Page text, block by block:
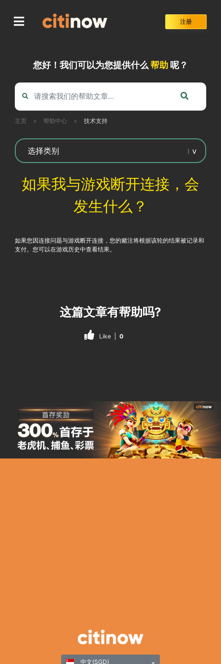
content
注册
您好！我们可以为您提供什么 帮助呢？
主页 > 帮助中心 > 技术支持
如果我与游戏断开连接，会
发生什么？
如果您因连接问题与游戏断开连接，您的赌注将根据该轮的结果被记录和
支付。您可以在游戏历史中查看结果。
这篇文章有帮助吗?
Like 0
中文(SGD)